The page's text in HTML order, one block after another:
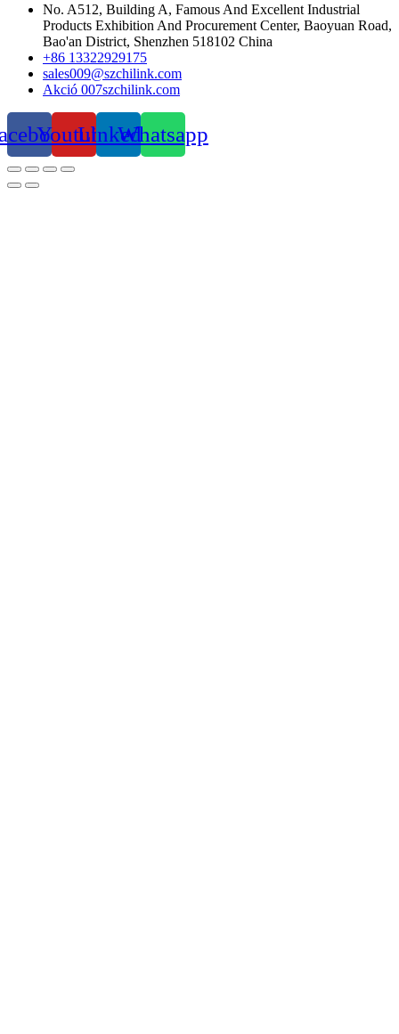
No. A512, Building A, Famous And Excellent Industrial
Products Exhibition And Procurement Center, Baoyuan Road,
Bao'an District, Shenzhen 518102 China
+86 13322929175
sales009@szchilink.com
Akció 007szchilink.com
YoutubeLinkedInWhatsapp